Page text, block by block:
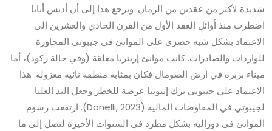
شديدة لأكثر من عقدين من الزمان. ويرجع هذا إلى أن أديس أبابا
اضطرت منذ أوائل العقد الأول من القرن الحادي والعشرين إلى
الاعتماد بشكل شبه حصري على الموانئ في جيبوتي المجاورة
للواردات والصادرات. كانت موانئ إريتريا مغلقة (وفي حالة ركود)، أما
ميناء بربرة في أرض الصومال فكان بمثابة منطقة نائية معزولة. هذا
الاعتماد على جيبوتي ترك إثيوبيا عرضة للخطر وجعل اليد العليا
لجيبوتي في المفاوضات المالية (Donelli, 2023). ارتفعت رسوم
الموانئ في دوراليه بشكل مطرد في السنوات الأخيرة لتصل إلى ما